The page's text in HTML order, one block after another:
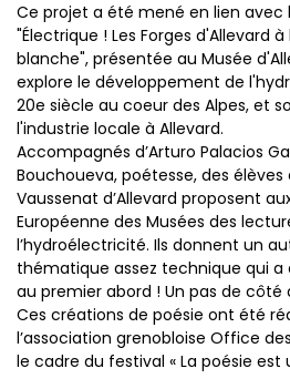
Ce projet a été mené en lien avec
"Électrique ! Les Forges d'Allevard
blanche", présentée au Musée
explore le développement de
20e siècle au coeur des Alpes, et
l'industrie locale à Allevard.
Accompagnés d’Arturo Palacios
Bouchoueva, poétesse, des élèves
Vaussenat d’Allevard proposent
Européenne des Musées des
l’hydroélectricité. Ils donnent un
thématique assez technique qui a
au premier abord ! Un pas de côté
Ces créations de poésie ont été
l’association grenobloise Office
le cadre du festival « La poésie est